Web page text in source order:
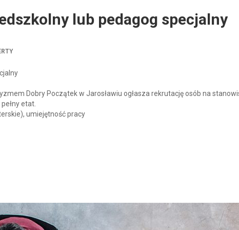
lub pedagog specjalny
Dobry Początek w Jarosławiu ogłasza rekrutację osób na
etat.
umiejętność pracy